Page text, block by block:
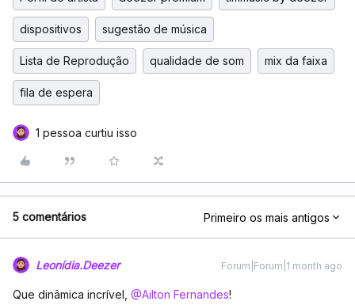
dispositivos sugestão de música
Lista de Reprodução qualidade de som mix da faixa
fila de espera
1 pessoa curtiu isso
5 comentários Primeiro os mais antigos
Leonídia.Deezer Forum|Forum|1 month ago
Que dinâmica incrível, ​ @Ailton Fernandes!